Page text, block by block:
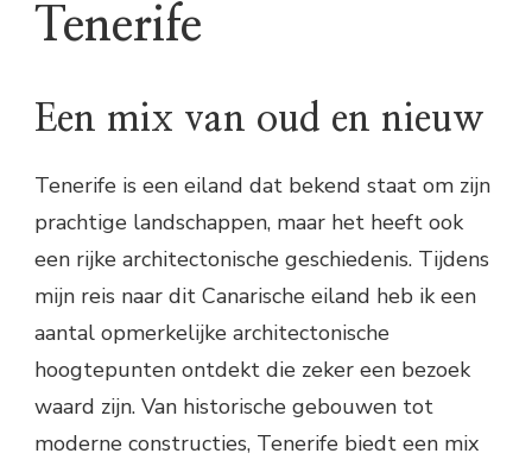
Tenerife
Een mix van oud en nieuw
Tenerife is een eiland dat bekend staat om zijn
prachtige landschappen, maar het heeft ook
een rijke architectonische geschiedenis. Tijdens
mijn reis naar dit Canarische eiland heb ik een
aantal opmerkelijke architectonische
hoogtepunten ontdekt die zeker een bezoek
waard zijn. Van historische gebouwen tot
moderne constructies, Tenerife biedt een mix